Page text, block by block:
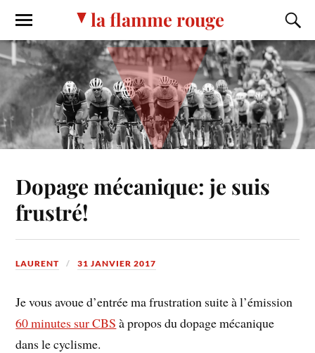
la flamme rouge
Dopage mécanique: je suis
frustré!
LAURENT 31 JANVIER 2017
Je vous avoue d’entrée ma frustration suite à l’émission
60 minutes sur CBS à propos du dopage mécanique
dans le cyclisme.